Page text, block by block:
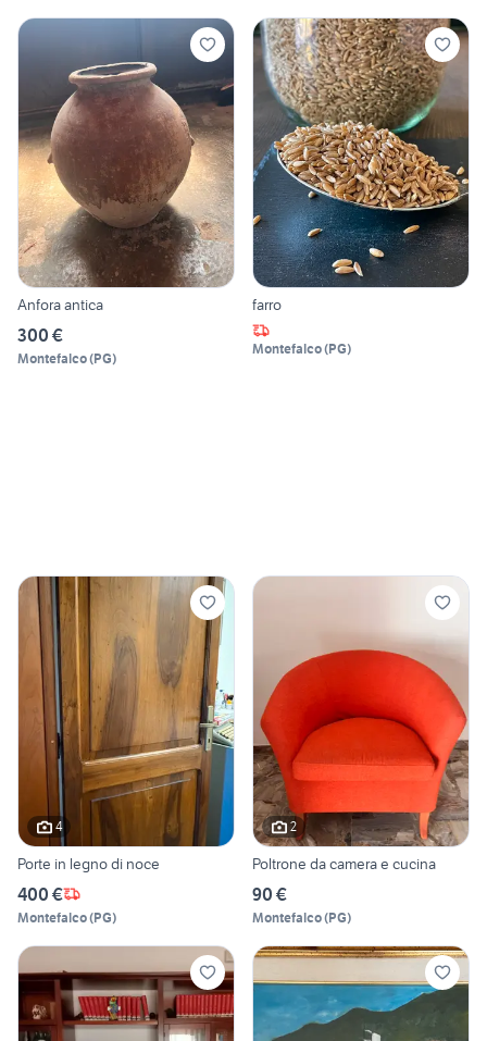
Anfora antica
300 €
Montefalco(PG)
farro
Montefalco(PG)
4
Porte in legno di noce
400 €
Montefalco(PG)
2
Poltrone da camera e cucina
90 €
Montefalco(PG)